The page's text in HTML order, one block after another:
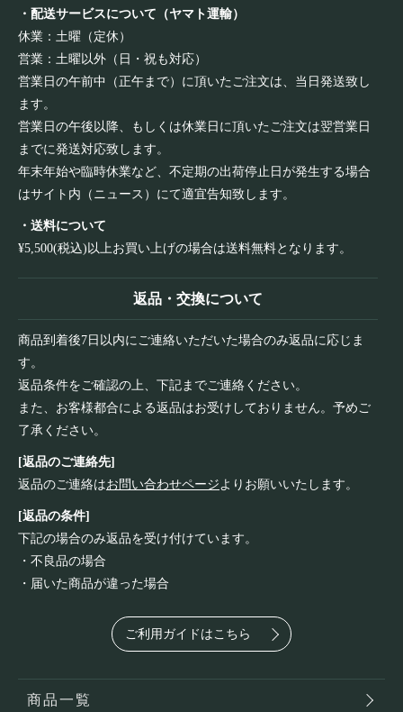
・配送サービスについて（ヤマト運輸）
休業：土曜（定休）
営業：土曜以外（日・祝も対応）
営業日の午前中（正午まで）に頂いたご注文は、当日発送致し
ます。
営業日の午後以降、もしくは休業日に頂いたご注文は翌営業日
までに発送対応致します。
年末年始や臨時休業など、不定期の出荷停止日が発生する場合
はサイト内（ニュース）にて適宜告知致します。
・送料について
¥5,500(税込)以上お買い上げの場合は送料無料となります。
返品・交換について
商品到着後7日以内にご連絡いただいた場合のみ返品に応じま
す。
返品条件をご確認の上、下記までご連絡ください。
また、お客様都合による返品はお受けしておりません。予めご
了承ください。
[返品のご連絡先]
返品のご連絡はお問い合わせページよりお願いいたします。
[返品の条件]
下記の場合のみ返品を受け付けています。
・不良品の場合
・届いた商品が違った場合
ご利用ガイドはこちら
商品一覧